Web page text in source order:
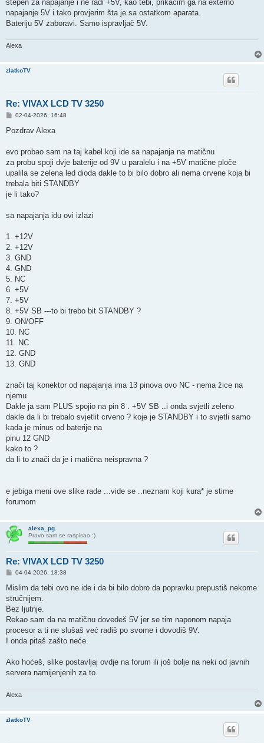
stepen za napajanje i ne radi +5V, kao tebi, prikačim ga na externo
napajanje 5V i tako provjerim šta je sa ostatkom aparata.
Bateriju 5V zaboravi. Samo ispravljač 5V.
Alexa
zlatkoTV
Re: VIVAX LCD TV 3250
P
s
02-04-2026, 16:48
Pozdrav Alexa
evo probao sam na taj kabel koji ide sa napajanja na matičnu
za probu spoji dvje baterije od 9V u paralelu i na +5V matične ploče
upalila se zelena led dioda dakle to bi bilo dobro ali nema crvene koja bi
trebala biti STANDBY
je li tako?
sa napajanja idu ovi izlazi
1. +12V
2. +12V
3. GND
4. GND
5. NC
6. +5V
7. +5V
8. +5V SB ---to bi trebo bit STANDBY ?
9. ON/OFF
10. NC
11. NC
12. GND
13. GND
znači taj konektor od napajanja ima 13 pinova ovo NC - nema žice na
njemu
Dakle ja sam PLUS spojio na pin 8 . +5V SB ..i onda svjetli zeleno
dakle da li bi trebalo svjetlit crveno ? koje je STANDBY i to svjetli samo
kada je minus od baterije na
pinu 12 GND
kako to ?
da li to znači da je i matična neispravna ?
e jebiga meni ove slike rade ...vide se ..neznam koji kura* je stime
forumom
alexa_pg
Pravo sam se raspisao :)
Re: VIVAX LCD TV 3250
P
s
04-04-2026, 18:38
Mislim da tebi ovo ne ide i da bi bilo dobro da popravku prepustiš nekome
stručnijem.
Bez ljutnje.
Rekao sam da na matičnu dovedeš 5V jer se tim naponom napaja
procesor a ti ne slušaš već radiš po svome i dovodiš 9V.
I onda pitaš zašto neće.
Ako hoćeš, slike postavljaj ovdje na forum ili još bolje na neki od javnih
servera namijenjenih za to.
Alexa
zlatkoTV